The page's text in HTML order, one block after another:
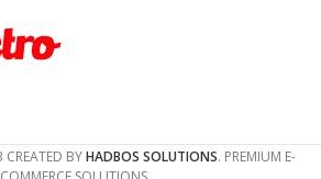
BYHADBOS SOLUTIONS. PREMIUM E-